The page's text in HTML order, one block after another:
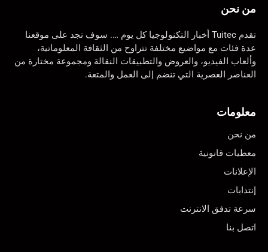
من نحن
تقدم Tuitec أخبار التكنولوجيا كل يوم …. سوف تجد على موقعنا
عدة فئات مع مواضيع مختلفة تتراوح من الثقافة المعلوماتية،
وألعاب الفيديو، والعروض والتطبيقات النقالة ومجموعة مختارة من
العناصر العصرية التي تنضم إلى العمل والمتعة.
معلومات
من نحن
معطيات قانونية
الإعلانات
إنتدابات
سرعة تدفق الانترنت
اتصل بنا